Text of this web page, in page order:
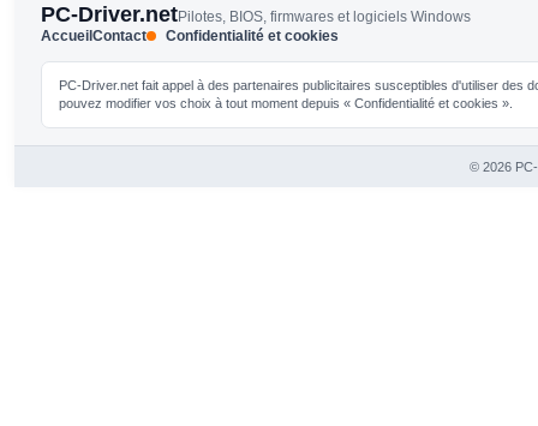
PC-Driver.netPilotes, BIOS, firmwares et logiciels Windows
AccueilContact Confidentialité et cookies
PC-Driver.net fait appel à des partenaires publicitaires susceptibles d'utiliser
pouvez modifier vos choix à tout moment depuis « Confidentialité et cookies ».
© 2026